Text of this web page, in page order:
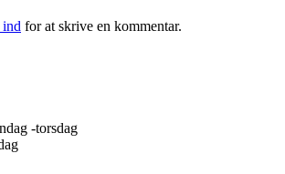
ind for at skrive en kommentar.
-torsdag